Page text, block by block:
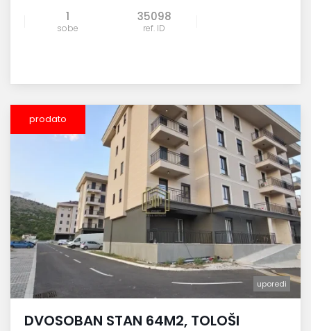
1
sobe
35098
ref. ID
prodato
uporedi
DVOSOBAN STAN 64M2, TOLOŠI